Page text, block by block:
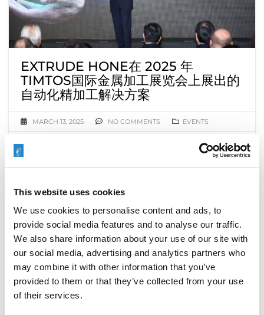
This website uses cookies
We use cookies to personalise content and ads, to
provide social media features and to analyse our traffic.
We also share information about your use of our site with
our social media, advertising and analytics partners who
may combine it with other information that you’ve
provided to them or that they’ve collected from your use
of their services.
EXTRUDE HONE在 2025 年
TIMTOS国际金属加工展览会上展出的
自动化精加工解决方案
MARCH 13, 2025 NO COMMENTS EVENTS
Extrude Hone 将与其合作伙伴 YAMAZEN 一起在
请在台北南港展览馆1号馆（TaiNEX 1）金属切削机床
山善展位M0520与Extrude Hone的专家会面。
您将发现一流的加工解决方案和精加工技术。
Extrude Hone将展示热能加工、电化学加工和磨粒
流加工，为台北带来卓越的精加工技术